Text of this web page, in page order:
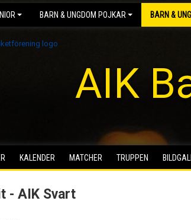
BARN & UNGDOM POJKAR BARN &
AIK
KALENDER MATCHER TRUPPEN
- AIK Svart